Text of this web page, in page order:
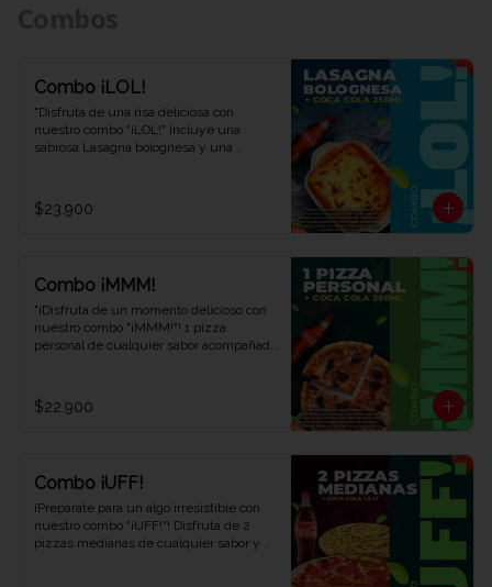
Combo ¡LOL!
"Disfruta de una risa deliciosa con
nuestro combo "¡LOL!" Incluye una
sabrosa Lasagna bolognesa y una
experiencia de sabor auténtica y
divertida. ¡Ven y descubre por qué este
$23.900
Combo ¡MMM!
"¡Disfruta de un momento delicioso con
nuestro combo "¡MMM!"! 1 pizza
personal de cualquier sabor acompañada
el placer. ¡Ven y descubre por qué este
combo te hará exclamar '¡MMM!' en Viva
$22.900
Combo ¡UFF!
¡Prepárate para un algo irresistible con
nuestro combo "¡UFF!"! Disfruta de 2
pizzas medianas de cualquier sabor y